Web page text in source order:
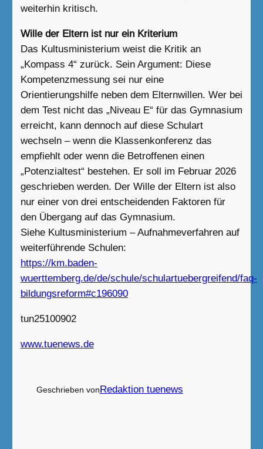
weiterhin kritisch.
Wille der Eltern ist nur ein Kriterium
Das Kultusministerium weist die Kritik an
„Kompass 4“ zurück. Sein Argument: Diese
Kompetenzmessung sei nur eine
Orientierungshilfe neben dem Elternwillen. Wer bei
dem Test nicht das „Niveau E“ für das Gymnasium
erreicht, kann dennoch auf diese Schulart
wechseln – wenn die Klassenkonferenz das
empfiehlt oder wenn die Betroffenen einen
„Potenzialtest“ bestehen. Er soll im Februar 2026
geschrieben werden. Der Wille der Eltern ist also
nur einer von drei entscheidenden Faktoren für
den Übergang auf das Gymnasium.
Siehe Kultusministerium – Aufnahmeverfahren auf
weiterführende Schulen:
https://km.baden-
wuerttemberg.de/de/schule/schulartuebergreifend/faq-
bildungsreform#c196090
tun25100902
www.tuenews.de
Geschrieben von Redaktion tuenews